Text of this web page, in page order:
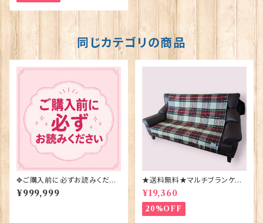
同じカテゴリの商品
✥ご購入前に必ずお読みくださ
い✥
¥999,999
★送料無料★マルチブランケット
【DRESS STEWART】Bronte
by Moon 00185-B
¥19,360
20%OFF